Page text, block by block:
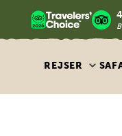
REJSER